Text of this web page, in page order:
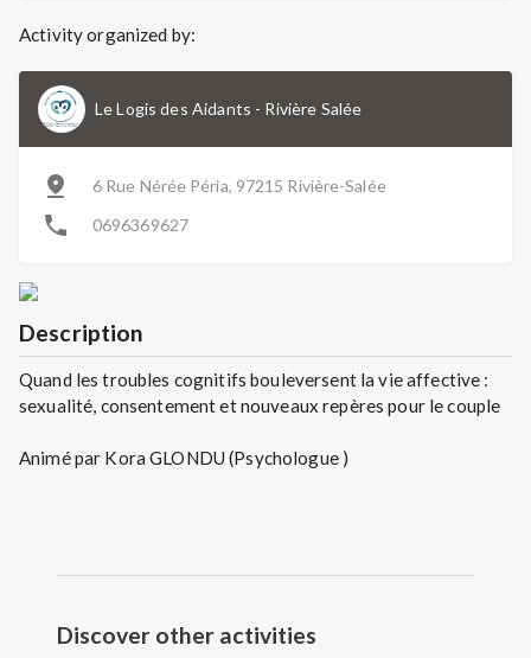
Description
Quand les troubles cognitifs bouleversent la vie affective :
sexualité, consentement et nouveaux repères pour le couple
Animé par Kora GLONDU (Psychologue )
Activity organized by:
Le Logis des Aidants - Rivière Salée
6 Rue Nérée Péria, 97215 Rivière-Salée
0696369627
Discover other activities